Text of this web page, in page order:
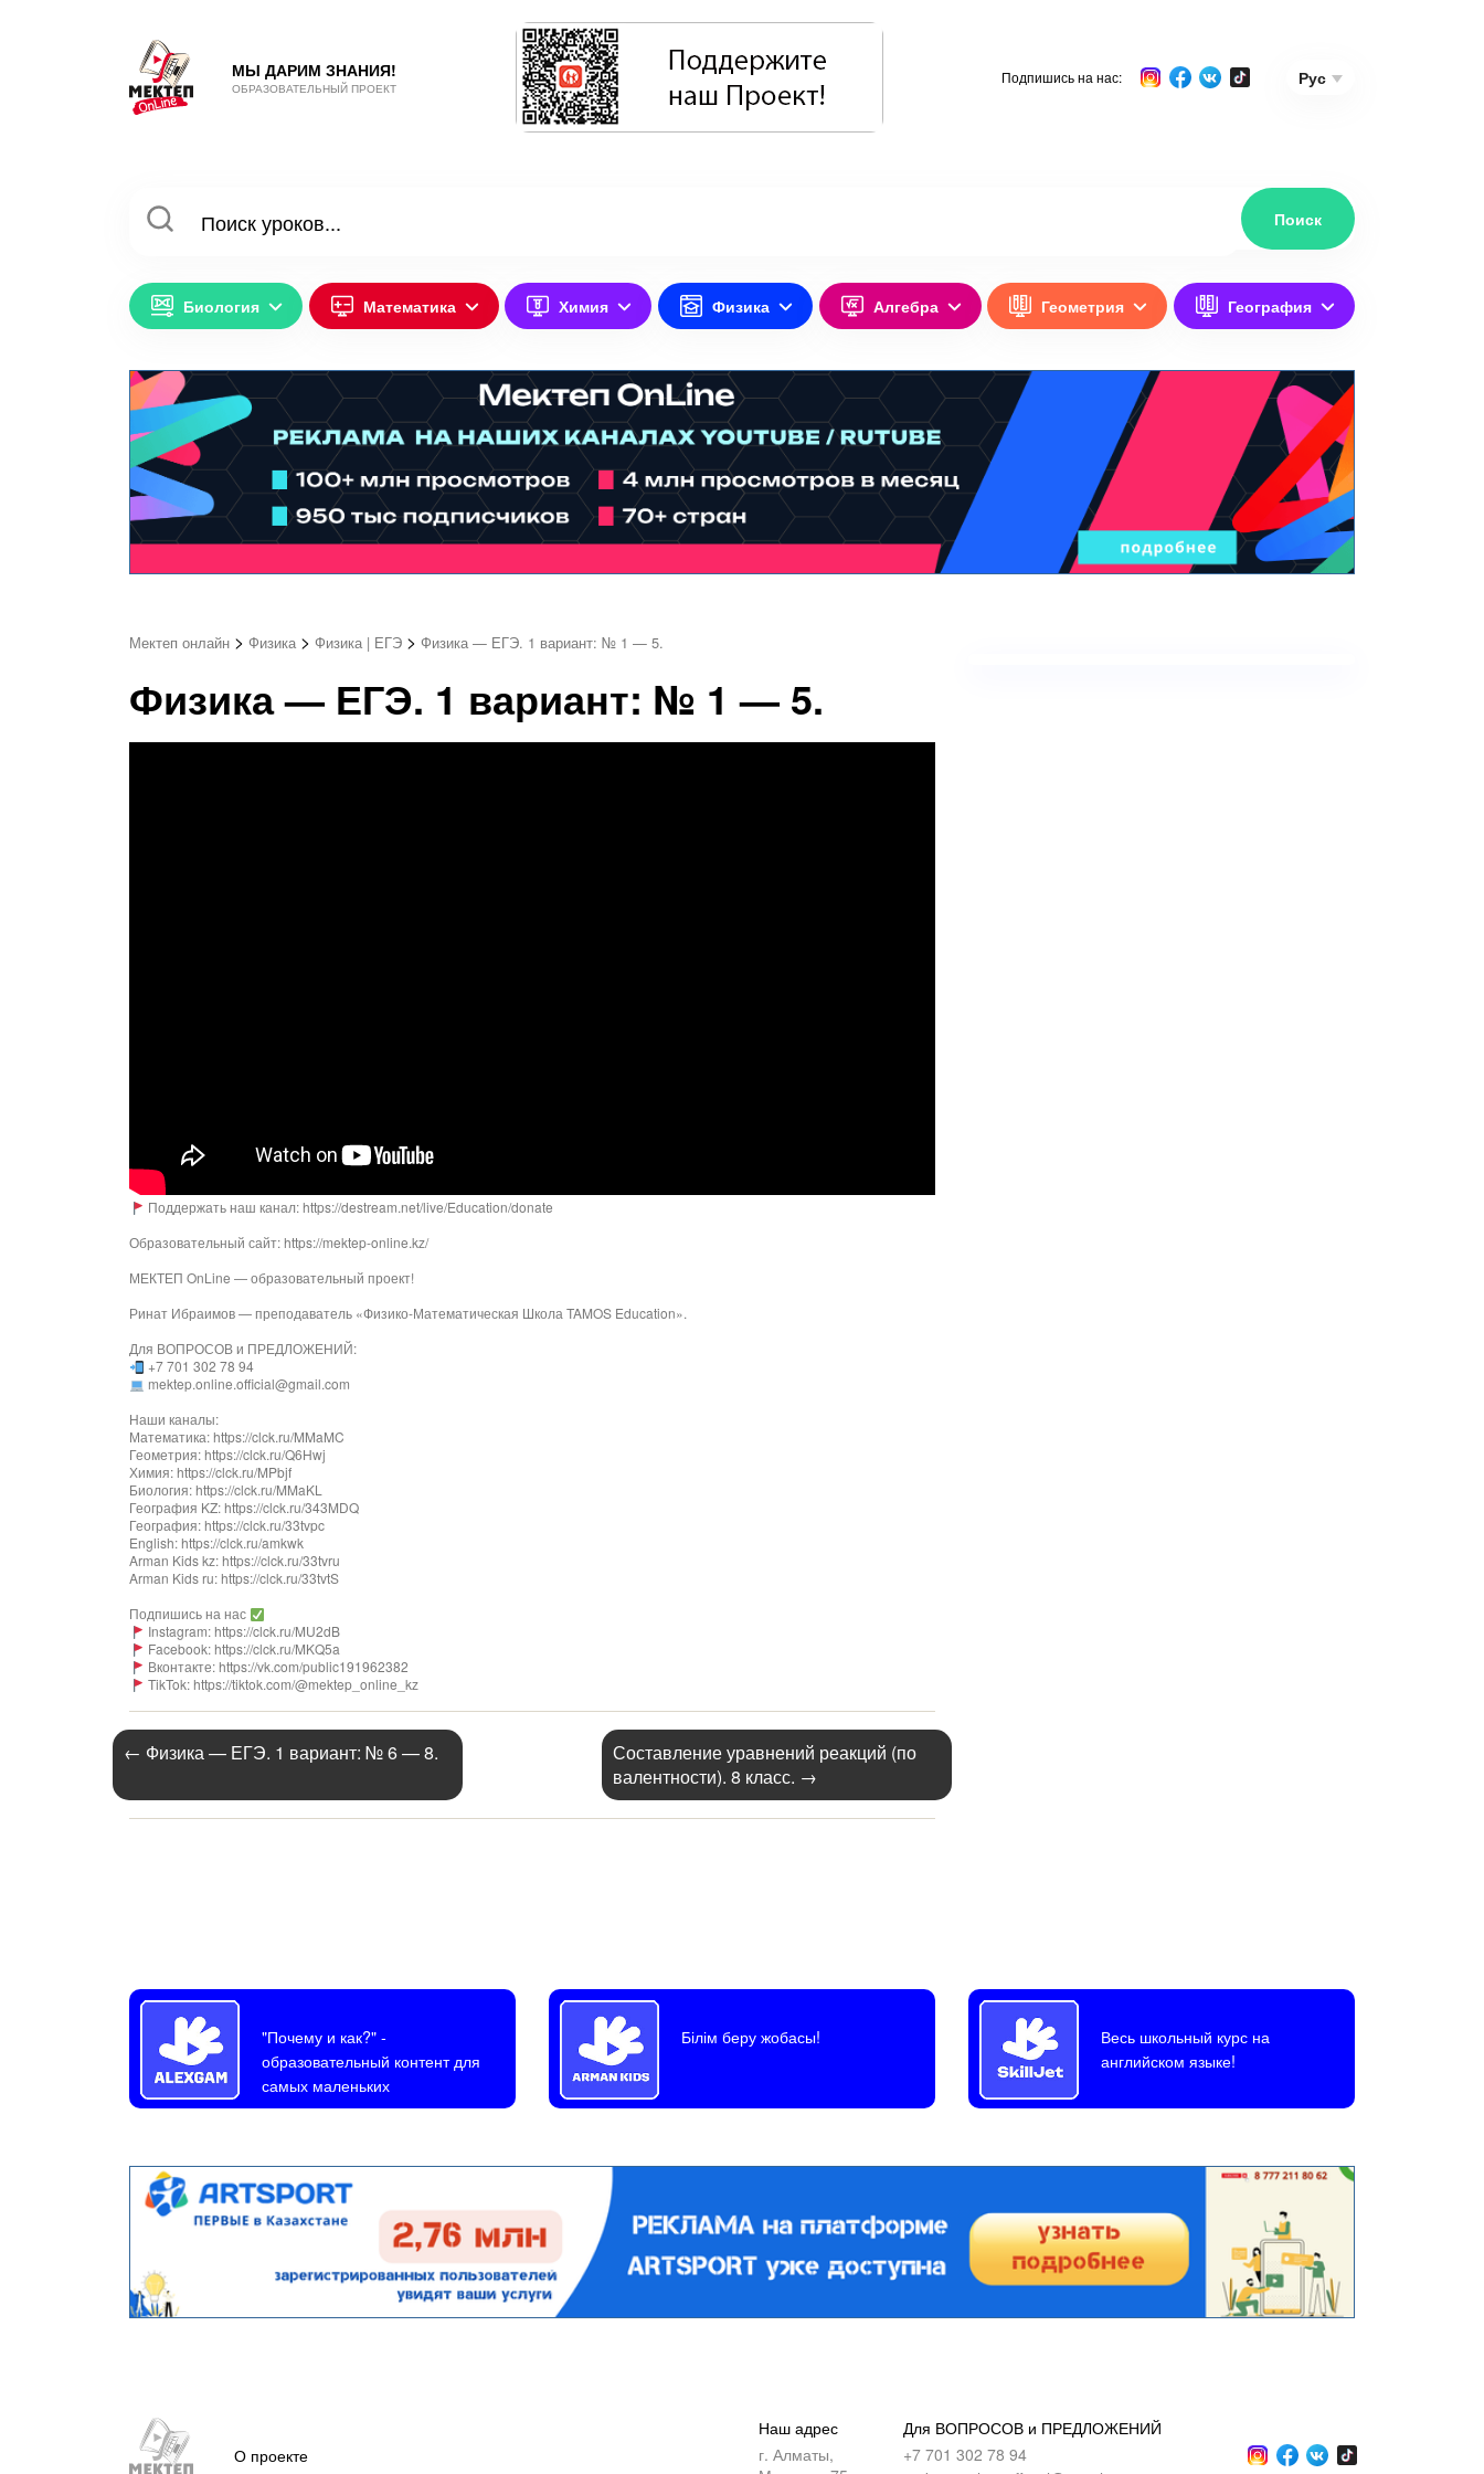
МЫ ДАРИМ ЗНАНИЯ!
ОБРАЗОВАТЕЛЬНЫЙ ПРОЕКТ
Подпишись на нас: Рус
Биология Математика Химия Физика Алгебра Геометрия География
Мектеп онлайн > Физика > Физика | ЕГЭ > Физика — ЕГЭ. 1 вариант: № 1 — 5.
Физика — ЕГЭ. 1 вариант: № 1 — 5.
Поддержать наш канал: https://destream.net/live/Education/donate
Образовательный сайт: https://mektep-online.kz/
МЕКТЕП OnLine — образовательный проект!
Ринат Ибраимов — преподаватель «Физико-Математическая Школа TAMOS Education».
Для ВОПРОСОВ и ПРЕДЛОЖЕНИЙ:
+7 701 302 78 94
mektep.online.official@gmail.com
Наши каналы:
Математика: https://clck.ru/MMaMC
Геометрия: https://clck.ru/Q6Hwj
Химия: https://clck.ru/MPbjf​
Биология: https://clck.ru/MMaKL​​​​​​
География KZ: https://clck.ru/343MDQ
География: https://clck.ru/33tvpc
English: https://clck.ru/amkwk
Arman Kids kz: https://clck.ru/33tvru
Arman Kids ru: https://clck.ru/33tvtS
Подпишись на нас
Instagram: https://clck.ru/MU2dB
Facebook: https://clck.ru/MKQ5a
Вконтакте: https://vk.com/public191962382
TikTok: https://tiktok.com/@mektep_online_kz
← Физика — ЕГЭ. 1 вариант: № 6 — 8.
Составление уравнений реакций (по
валентности). 8 класс. →
"Почему и как?"-
образовательный контент для
самых маленьких
Білім беру жобасы!
Весь школьный курс на
английском языке!
О проекте
Наш адрес
г. Алматы,
Для ВОПРОСОВ и ПРЕДЛОЖЕНИЙ
+7 701 302 78 94